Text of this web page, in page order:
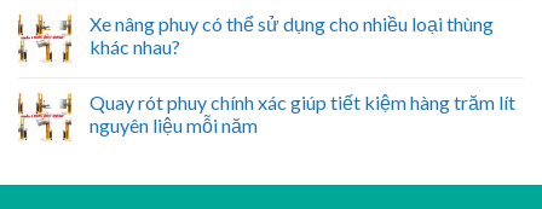
Xe nâng phuy có thể sử dụng cho nhiều loại thùng
khác nhau?
Quay rót phuy chính xác giúp tiết kiệm hàng trăm lít
nguyên liệu mỗi năm